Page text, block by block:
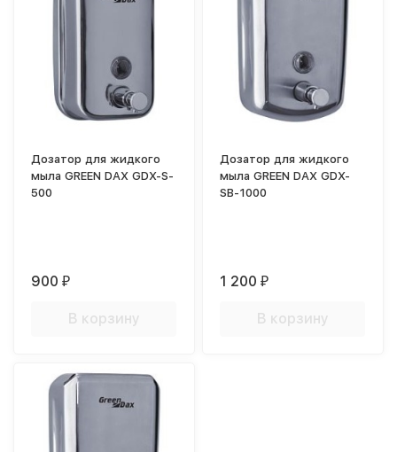
Дозатор для жидкого
мыла GREEN DAX GDX-S-
500
900₽
В корзину
Дозатор для жидкого
мыла GREEN DAX GDX-
SB-1000
1 200₽
В корзину